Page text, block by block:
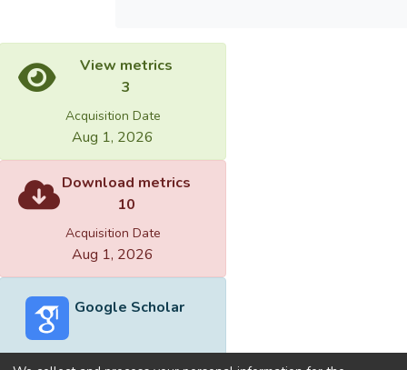
View metrics
3
Acquisition Date
Aug 1, 2026
Download metrics
10
Acquisition Date
Aug 1, 2026
Google Scholar